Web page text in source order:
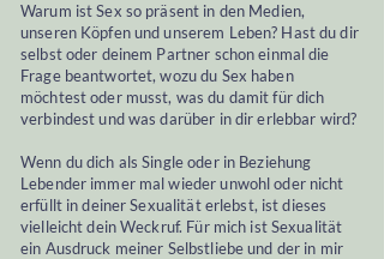
Warum ist Sex so präsent in den Medien,
unseren Köpfen und unserem Leben? Hast du dir
selbst oder deinem Partner schon einmal die
Frage beantwortet, wozu du Sex haben
möchtest oder musst, was du damit für dich
verbindest und was darüber in dir erlebbar wird?
Wenn du dich als Single oder in Beziehung
Lebender immer mal wieder unwohl oder nicht
erfüllt in deiner Sexualität erlebst, ist dieses
vielleicht dein Weckruf. Für mich ist Sexualität
ein Ausdruck meiner Selbstliebe und der in mir